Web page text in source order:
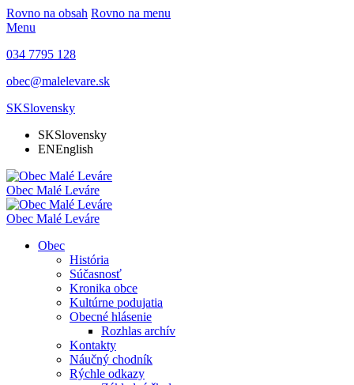
Rovno na obsah Rovno na menu
Menu
034 7795 128
obec@malelevare.sk
SKSlovensky
SKSlovensky
ENEnglish
Obec Malé Leváre
Obec Malé Leváre
Obec
História
Súčasnosť
Kronika obce
Kultúrne podujatia
Obecné hlásenie
Rozhlas archív
Kontakty
Náučný chodník
Rýchle odkazy